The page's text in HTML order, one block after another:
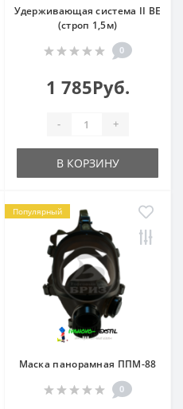
Удерживающая система II ВЕ
(строп 1,5м)
0
1 785Руб.
- +
В КОРЗИНУ
Популярный
Маска панорамная ППМ-88
0